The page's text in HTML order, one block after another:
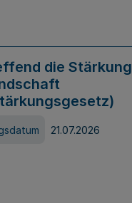
die
21.07.2026